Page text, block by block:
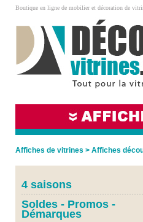
Boutique en ligne de mobilier et décoration de
Affiches de vitrines > Affiches
4 saisons
Soldes - Promos -
Démarques